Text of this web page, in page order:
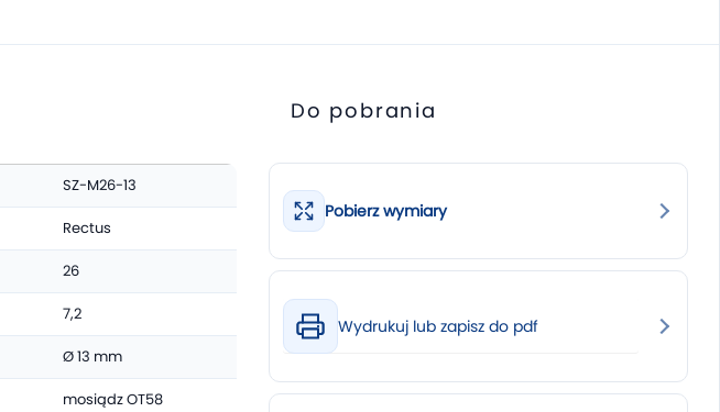
SZ-M26-13
Rectus
26
7,2
Ø 13 mm
mosiądz OT58
Do pobrania
Pobierz wymiary
Wydrukuj lub zapisz do pdf